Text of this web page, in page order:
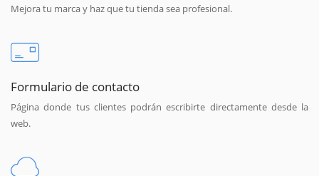
Mejora tu marca y haz que tu tienda sea profesional.
Formulario de contacto
Página donde tus clientes podrán escribirte directamente desde la
web.